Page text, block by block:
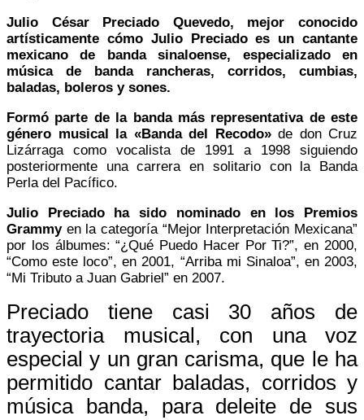
Julio César Preciado Quevedo, mejor conocido
artísticamente cómo Julio Preciado es un cantante
mexicano de banda sinaloense, especializado en
música de banda rancheras, corridos, cumbias,
baladas, boleros y sones.
Formó parte de la banda más representativa de este
género musical la «Banda del Recodo»de don Cruz
Lizárraga como vocalista de 1991 a 1998 siguiendo
posteriormente una carrera en solitario con la Banda
Perla del Pacífico.
Julio Preciado ha sido nominado en los Premios
Grammy en la categoría “Mejor Interpretación Mexicana”
por los álbumes: “¿Qué Puedo Hacer Por Ti?”, en 2000,
“Como este loco”, en 2001, “Arriba mi Sinaloa”, en 2003,
“Mi Tributo a Juan Gabriel” en 2007.
Preciado tiene casi 30 años de
trayectoria musical, con una voz
especial y un gran carisma, que le ha
permitido cantar baladas, corridos y
música banda, para deleite de sus